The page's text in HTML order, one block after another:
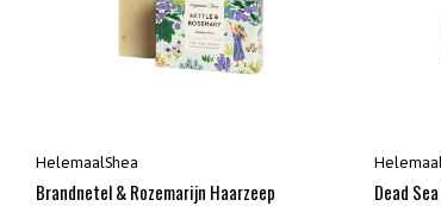
HelemaalShea
Brandnetel & Rozemarijn Haarzeep Dead